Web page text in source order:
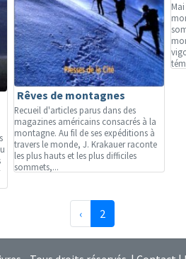
Rêves de montagnes
Recueil d'articles parus dans des
magazines américains consacrés à la
montagne. Au fil de ses expéditions à
travers le monde, J. Krakauer raconte
les plus hauts et les plus difficiles
sommets,...
‹Précédente
2(page courante)